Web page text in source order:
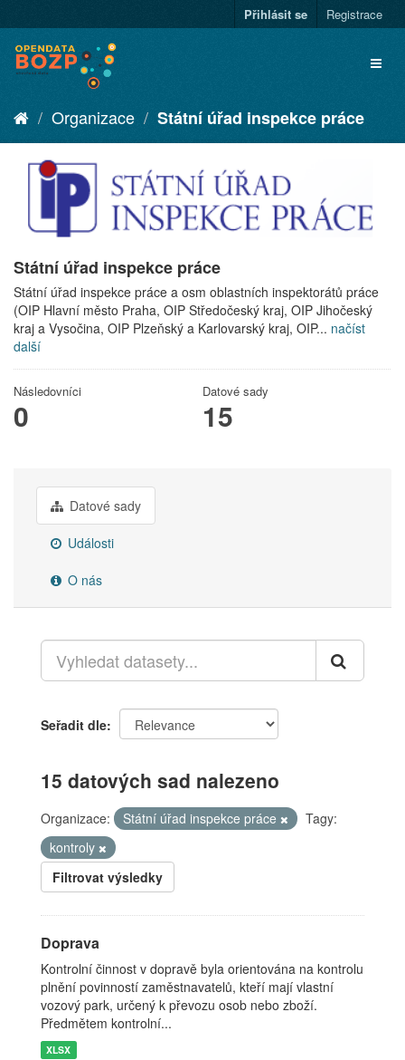
Přihlásit se Registrace
Organizace Státní úřad inspekce práce
Státní úřad inspekce práce
Státní úřad inspekce práce a osm oblastních inspektorátů práce
(OIP Hlavní město Praha, OIP Středočeský kraj, OIP Jihočeský
kraj a Vysočina, OIP Plzeňský a Karlovarský kraj, OIP... načíst
další
Následovníci
0
Datové sady
15
Datové sady
Události
O nás
Seřadit dle
15 datových sad nalezeno
Organizace: Státní úřad inspekce práce
Tagy:
kontroly
Filtrovat výsledky
Doprava
Kontrolní činnost v dopravě byla orientována na kontrolu
plnění povinností zaměstnavatelů, kteří mají vlastní
vozový park, určený k převozu osob nebo zboží.
Předmětem kontrolní...
XLSX